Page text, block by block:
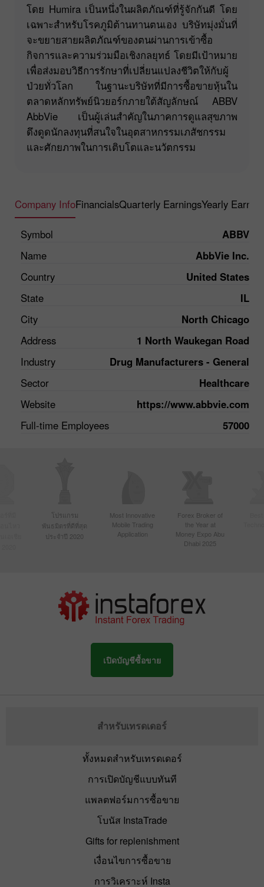
โดย Humira เป็นหนึ่งในผลิตภัณฑ์ที่รู้จักกันดี โดย
เฉพาะสำหรับโรคภูมิต้านทานตนเอง บริษัทมุ่งมั่นที่
จะขยายสายผลิตภัณฑ์ของตนผ่านการเข้าซื้อ
กิจการและความร่วมมือเชิงกลยุทธ์ โดยมีเป้าหมาย
เพื่อส่งมอบวิธีการรักษาที่เปลี่ยนแปลงชีวิตให้กับผู้
ป่วยทั่วโลก ในฐานะบริษัทที่มีการซื้อขายหุ้นใน
ตลาดหลักทรัพย์นิวยอร์กภายใต้สัญลักษณ์ ABBV
AbbVie เป็นผู้เล่นสำคัญในภาคการดูแลสุขภาพ
ดึงดูดนักลงทุนที่สนใจในอุตสาหกรรมเภสัชกรรม
และศักยภาพในการเติบโตและนวัตกรรม
Company InfoFinancialsQuarterly EarningsYearly
Symbol
ABBV
Name
AbbVie Inc.
Country
United States
State
IL
City
North Chicago
Address
1 North Waukegan Road
Industry
Drug Manufacturers - General
Sector
Healthcare
Website
https://www.abbvie.com
Full-time Employees
57000
โปรแกรม
พันธมิตรที่ดีที่สุด
ประจำปี 2020
Most Innovative
Mobile Trading
Application
Forex Broker of
the Year at
Money Expo Abu
Dhabi 2025
เปิดบัญชีซื้อขาย
สำหรับเทรดเดอร์
ทั้งหมดสำหรับเทรดเดอร์
การเปิดบัญชีแบบทันที
แพลตฟอร์มการซื้อขาย
โบนัส InstaTrade
Gifts for replenishment
เงื่อนไขการซื้อขาย
การวิเคราะห์ Insta